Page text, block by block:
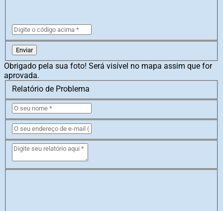
Enviar
Obrigado pela sua foto! Será visível no mapa assim que for
aprovada.
Relatório de Problema